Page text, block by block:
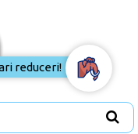
reduceri!